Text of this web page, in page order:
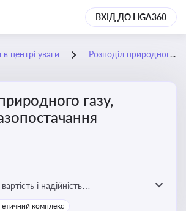
ВХІД ДО LIGA360
центрі уваги Розподіл природного газу, правила газопостачання
газу,
і надійність
для бізнесу та вплив на економічну
комплекс